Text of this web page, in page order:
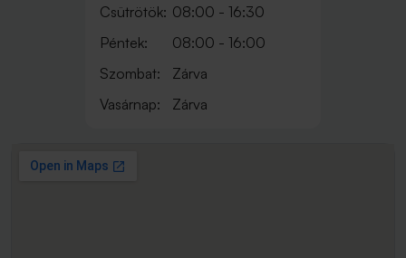
Csütrötök: 08:00 - 16:30
Péntek:
08:00 - 16:00
Szombat:
Zárva
Vasárnap:
Zárva